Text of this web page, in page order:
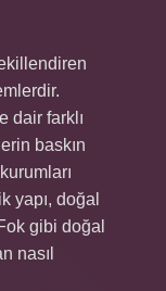
dair farklı
baskın
yapı, doğal
gibi doğal
nasıl